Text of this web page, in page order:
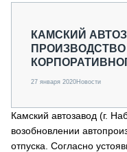
СТАТЬИ ПО
КАМСКИЙ
27 января 2020Новости
Камский автозавод (г.
возобновлении
отпуска. Согласно